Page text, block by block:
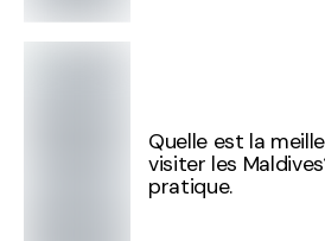
Quelle est la
visiter les
pratique.